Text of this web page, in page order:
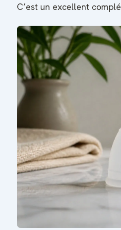
C’est un excellent